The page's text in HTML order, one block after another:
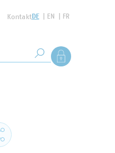
KontaktDE EN FR
Suche starten
Als Mitglied